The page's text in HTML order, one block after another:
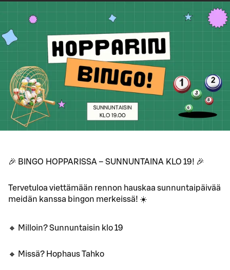
🎉 BINGO HOPPARISSA – SUNNUNTAINA KLO 19! 🎉
Tervetuloa viettämään rennon hauskaa sunnuntaipäivää
meidän kanssa bingon merkeissä! ☀️
🔸 Milloin? Sunnuntaisin klo 19
🔸 Missä? Hophaus Tahko